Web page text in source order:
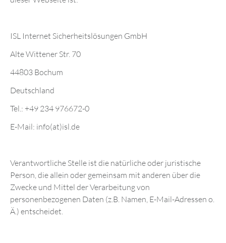
ISL Internet Sicherheitslösungen GmbH
Alte Wittener Str. 70
44803 Bochum
Deutschland
Tel.: +49 234 976672-0
E-Mail: info(at)isl.de
Verantwortliche Stelle ist die natürliche oder juristische
Person, die allein oder gemeinsam mit anderen über die
Zwecke und Mittel der Verarbeitung von
personenbezogenen Daten (z.B. Namen, E-Mail-Adressen o.
Ä.) entscheidet.